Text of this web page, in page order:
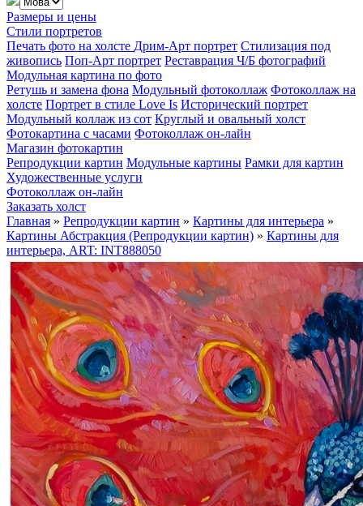
Размеры и цены
Стили портретов
Печать фото на холсте Дрим-Арт портрет Стилизация под
живопись Поп-Арт портрет Реставрация Ч/Б фотографий
Модульная картина по фото
Ретушь и замена фона Модульный фотоколлаж Фотоколлаж на
холсте Портрет в стиле Love Is Исторический портрет
Модульный коллаж из сот Круглый и овальный холст
Фотокартина с часами Фотоколлаж он-лайн
Магазин фотокартин
Репродукции картин Модульные картины Рамки для картин
Художественные услуги
Фотоколлаж он-лайн
Заказать холст
Главная » Репродукции картин » Картины для интерьера »
Картины Абстракция (Репродукции картин) » Картины для
интерьера, ART: INT888050